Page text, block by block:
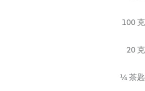
100 克
20 克
¼ 茶匙